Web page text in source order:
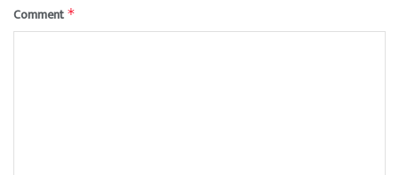
Comment *